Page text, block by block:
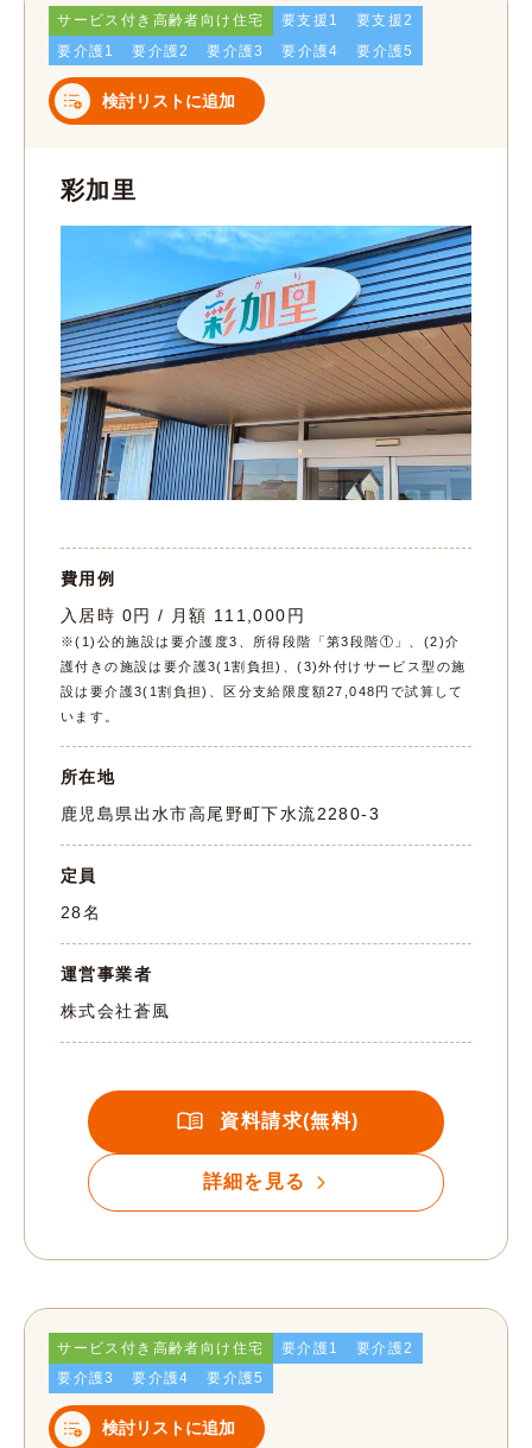
サービス付き高齢者向け住宅 要支援1
要支援2
要介護1
要介護2 要介護3 要介護4 要介護5
検討リストに追加
彩加里
費用例
入居時 0円 / 月額 111,000円
※(1)公的施設は要介護度3、所得段階「第3段階①」、(2)介
護付きの施設は要介護3(1割負担)、(3)外付けサービス型の施
設は要介護3(1割負担)、区分支給限度額27,048円で試算して
います。
所在地
鹿児島県出水市高尾野町下水流2280-3
定員
28名
運営事業者
株式会社蒼風
資料請求(無料)
詳細を見る
サービス付き高齢者向け住宅 要介護1
要介護2
要介護3
要介護4 要介護5
検討リストに追加